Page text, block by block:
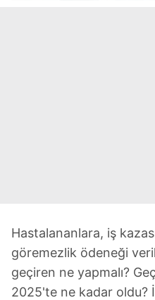
Hastalananlara, iş
göremezlik ödeneği
geçiren ne yapmalı?
2025'te ne kadar oldu?